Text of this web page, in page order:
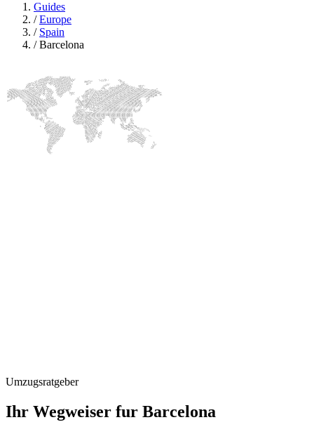
Guides
/Europe
/ Spain
/Barcelona
Umzugsratgeber
Ihr Wegweiser fur Barcelona